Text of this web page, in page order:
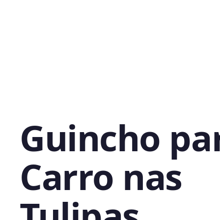
Guincho
Carro nas